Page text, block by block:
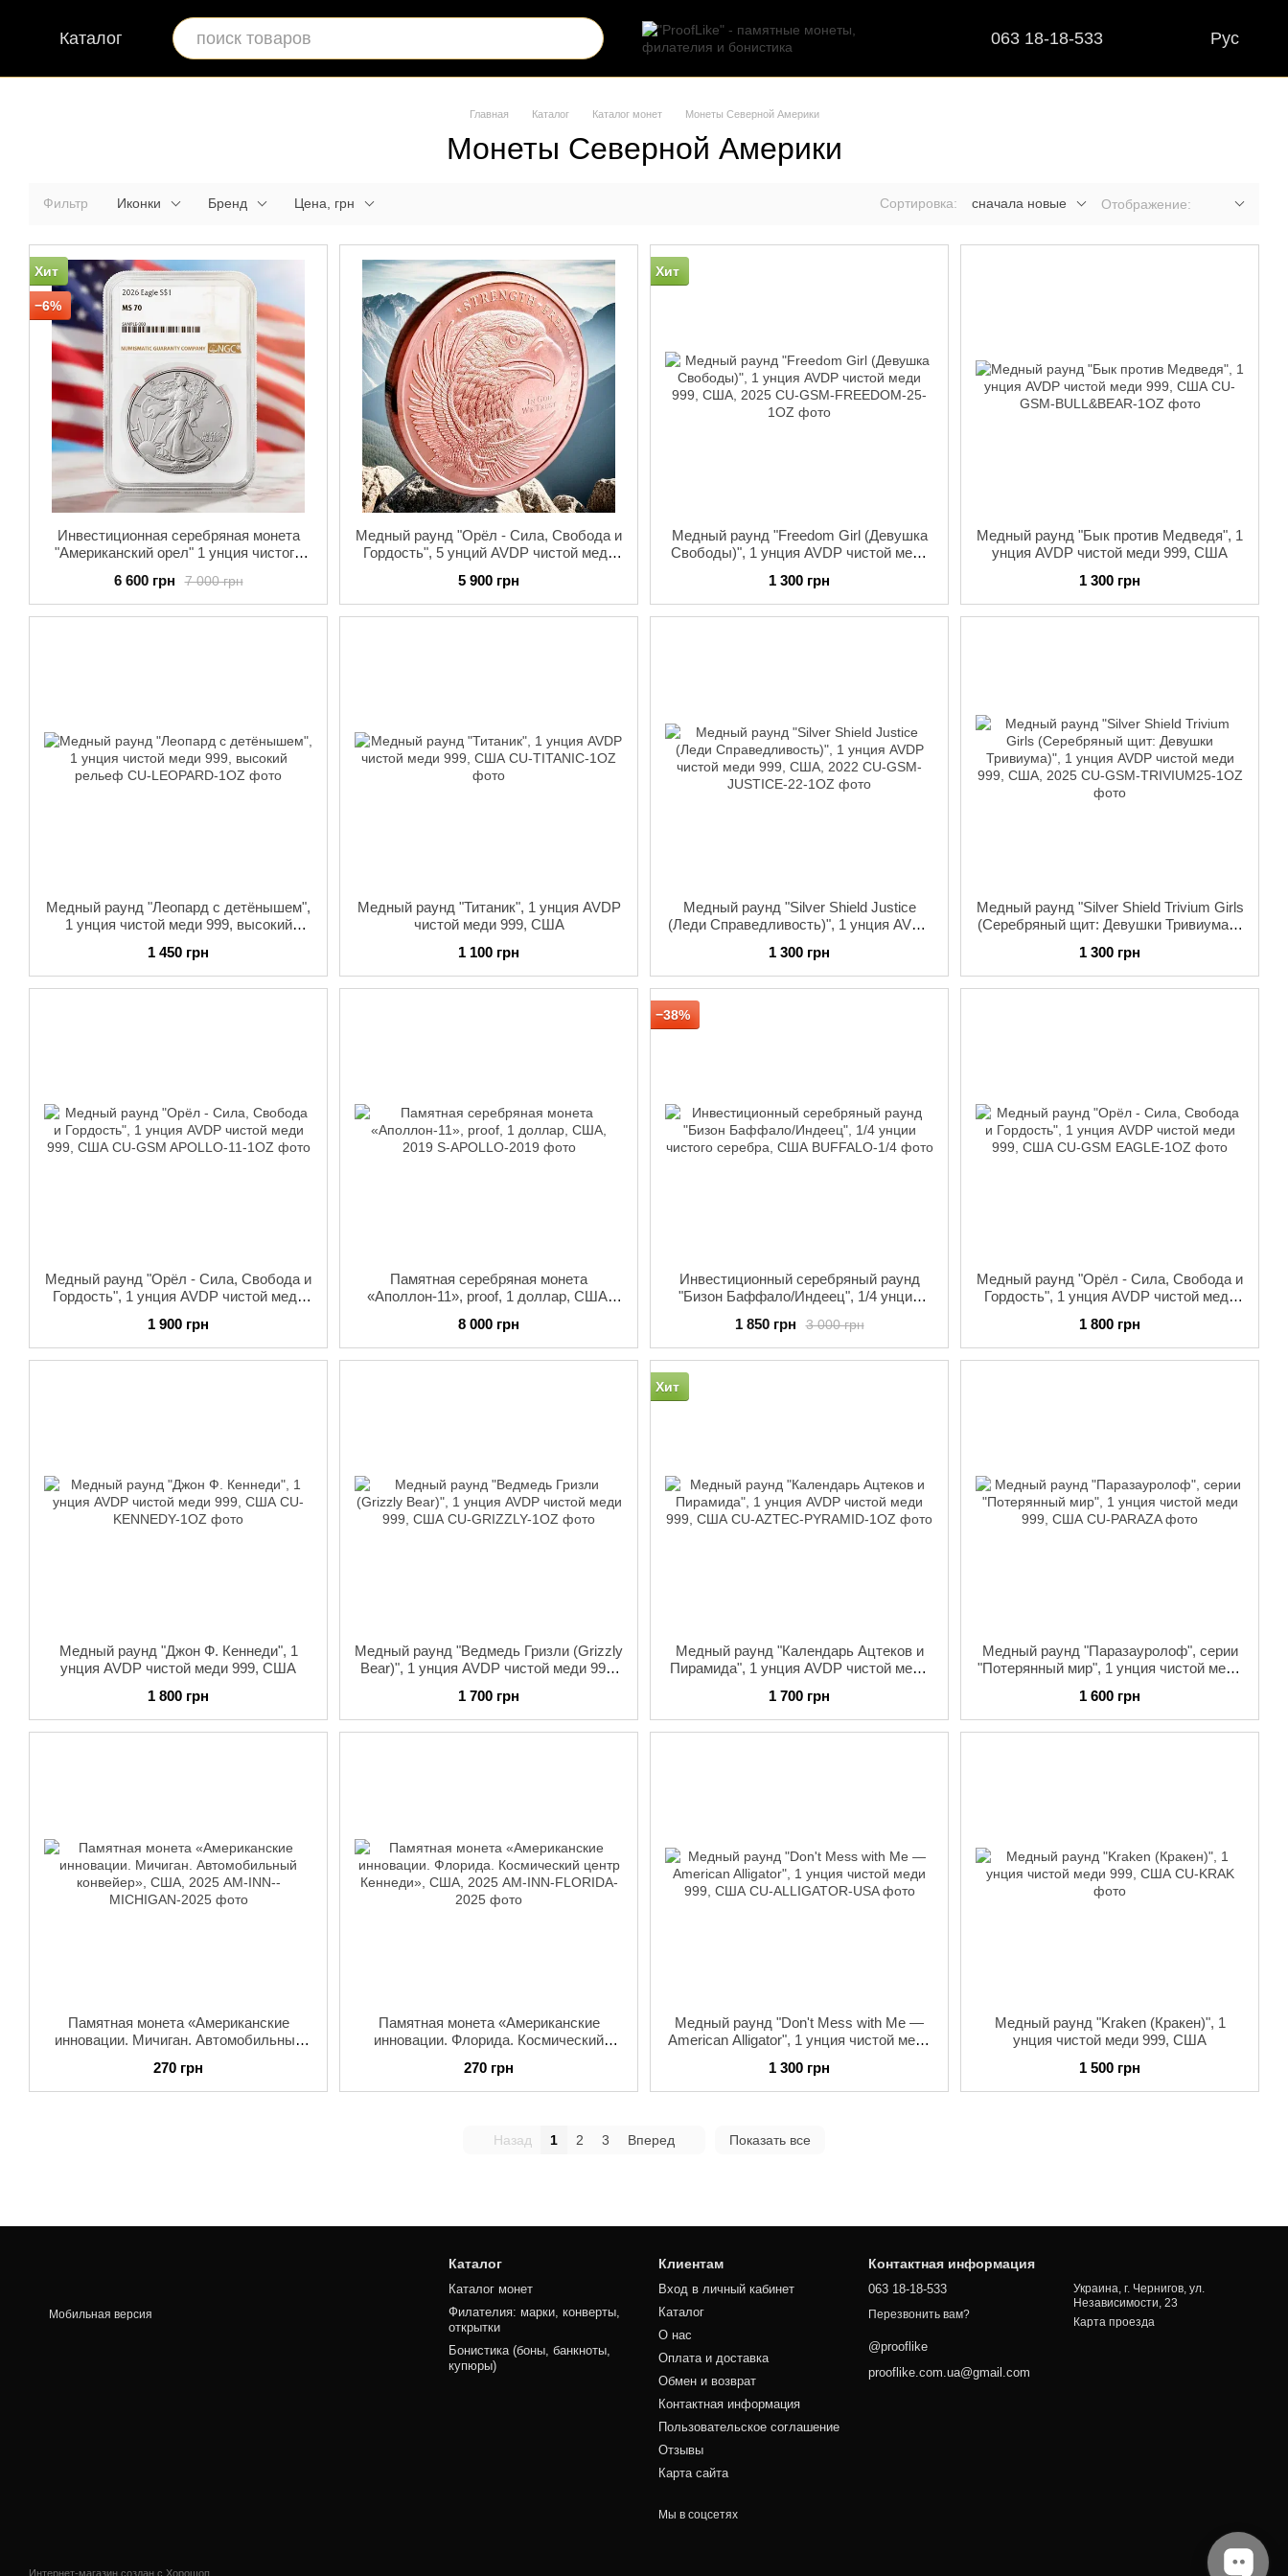
Перейти к основному контенту
Каталог 063 18-18-533 Рус
Главная Каталог Каталог монет Монеты Северной Америки
Монеты Северной Америки
Фильтр Иконки Бренд Цена, грн Сортировка: сначала новые Отображение:
Хит
−6%
Инвестиционная серебряная монета
"Американский орел" 1 унция чистого
20267 000 грн
6 600 грн
Медный раунд "Орёл - Сила, Свобода и
Гордость", 5 унций AVDP чистой меди
5 900 грн
Хит
Медный раунд "Freedom Girl (Девушка
Свободы)", 1 унция AVDP чистой меди
1 300 грн
Медный раунд "Бык против Медведя", 1
унция AVDP чистой меди 999, США
1 300 грн
Медный раунд "Леопард с детёнышем",
1 унция чистой меди 999, высокий
1 450 грн
Медный раунд "Титаник", 1 унция AVDP
чистой меди 999, США
1 100 грн
Медный раунд "Silver Shield Justice
(Леди Справедливость)", 1 унция AVDP
1 300 грн
Медный раунд "Silver Shield Trivium Girls
(Серебряный щит: Девушки Тривиума)",
2025
1 300 грн
Медный раунд "Орёл - Сила, Свобода и
Гордость", 1 унция AVDP чистой меди
1 900 грн
Памятная серебряная монета
«Аполлон-11», proof, 1 доллар, США,
8 000 грн
−38%
Инвестиционный серебряный раунд
"Бизон Баффало/Индеец", 1/4 унции
3 000 грн
1 850 грн
Медный раунд "Орёл - Сила, Свобода и
Гордость", 1 унция AVDP чистой меди
1 800 грн
Медный раунд "Джон Ф. Кеннеди", 1
унция AVDP чистой меди 999, США
1 800 грн
Медный раунд "Ведмедь Гризли (Grizzly
Bear)", 1 унция AVDP чистой меди 999,
1 700 грн
Хит
Медный раунд "Календарь Ацтеков и
Пирамида", 1 унция AVDP чистой меди
1 700 грн
Медный раунд "Паразауролоф", серии
"Потерянный мир", 1 унция чистой меди
1 600 грн
Памятная монета «Американские
инновации. Мичиган. Автомобильный
270 грн
Памятная монета «Американские
инновации. Флорида. Космический
270 грн
Медный раунд "Don't Mess with Me —
American Alligator", 1 унция чистой меди
1 300 грн
Медный раунд "Kraken (Кракен)", 1
унция чистой меди 999, США
1 500 грн
Назад 1 2 3 Вперед Показать все
Мобильная версия
Интернет-магазин создан с Хорошоп
Каталог
Каталог монет
Филателия: марки, конверты,
открытки
Бонистика (боны, банкноты,
купюры)
Клиентам
Вход в личный кабинет
Каталог
О нас
Оплата и доставка
Обмен и возврат
Контактная информация
Пользовательское соглашение
Отзывы
Карта сайта
Мы в соцсетях
Контактная информация
063 18-18-533
Перезвонить вам?
@prooflike
prooflike.com.ua@gmail.com
Украина, г. Чернигов, ул.
Независимости, 23
Карта проезда